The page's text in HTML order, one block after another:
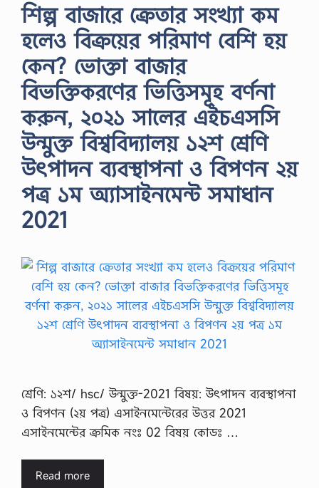
শিল্প বাজারে ক্রেতার সংখ্যা কম
হলেও বিক্রয়ের পরিমাণ বেশি হয়
কেন? ভােক্তা বাজার
বিভক্তিকরণের ভিত্তিসমূহ বর্ণনা
করুন, ২০২১ সালের এইচএসসি
উন্মুক্ত বিশ্ববিদ্যালয় ১২শ শ্রেণি
উৎপাদন ব্যবস্থাপনা ও বিপণন ২য়
পত্র ১ম অ্যাসাইনমেন্ট সমাধান
2021
শ্রেণি: ১২শ/ hsc/ উন্মুক্ত-2021 বিষয়: উৎপাদন ব্যবস্থাপনা
ও বিপণন (২য় পত্র) এসাইনমেন্টেরের উত্তর 2021
এসাইনমেন্টের ক্রমিক নংঃ 02 বিষয় কোডঃ …
Read more